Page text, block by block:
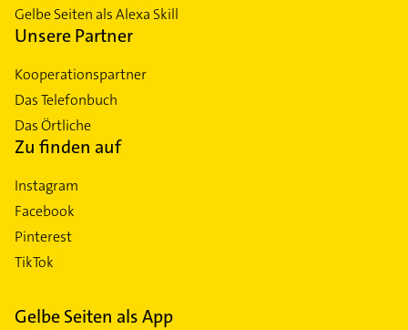
Gelbe Seiten als Alexa Skill
Unsere Partner
Kooperationspartner
Das Telefonbuch
Das Örtliche
Zu finden auf
Instagram
Facebook
Pinterest
TikTok
Gelbe Seiten als App